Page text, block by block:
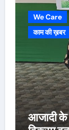
We Care
काम की ख़बर
आजादी के